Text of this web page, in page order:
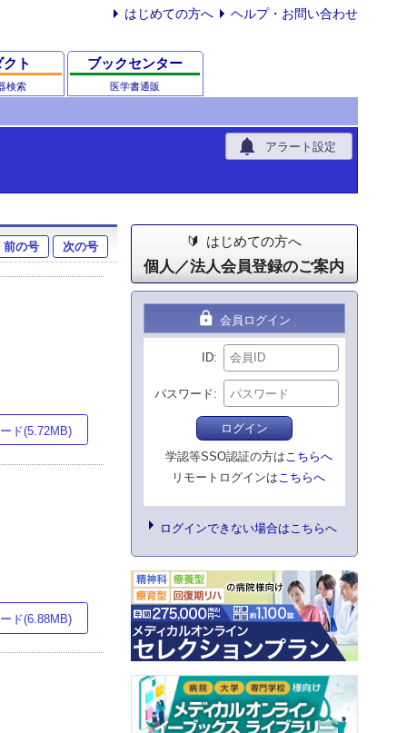
はじめての方へ ヘルプ・お問い合わせ
ト
検索
ブックセンター
医学書通販
notifications アラート設定
前の号 次の号
ド(5.72MB)
ド(6.88MB)
はじめての方へ
個人／法人会員登録のご案内
lock 会員ログイン
ID
パスワード
ログイン
学認等SSO認証の方はこちらへ
リモートログインはこちらへ
ログインできない場合はこちらへ